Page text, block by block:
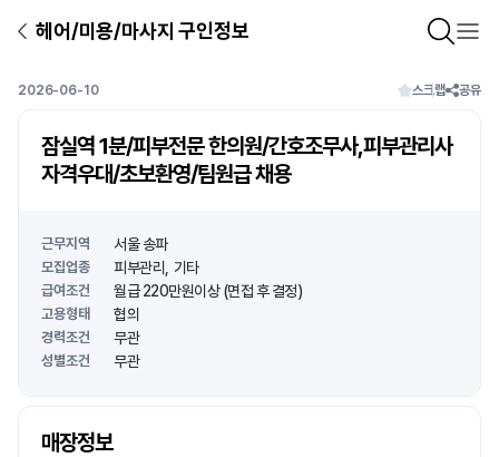
헤어/미용/마사지 구인정보
2026-06-10 스크랩 공유
잠실역 1분/피부전문 한의원/간호조무사,피부관리사
자격우대/초보환영/팀원급 채용
근무지역 서울 송파
모집업종 피부관리 기타
급여조건 월급 220만원이상 (면접 후 결정)
고용형태 협의
경력조건 무관
성별조건 무관
매장정보